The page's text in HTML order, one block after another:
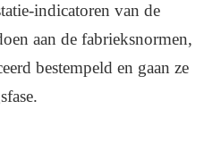
indicatoren van de
aan de fabrieksnormen,
bestempeld en gaan ze